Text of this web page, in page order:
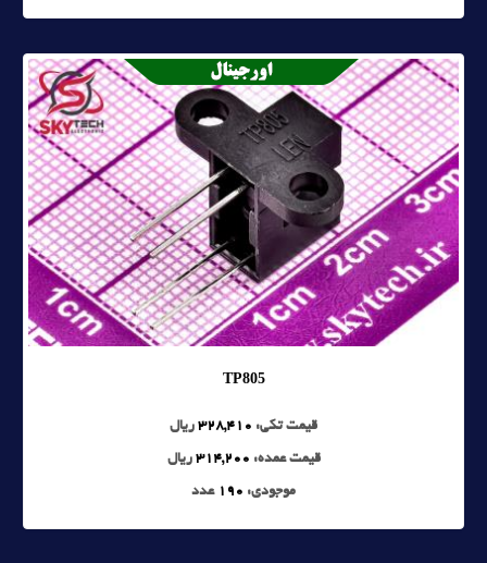
TP805
قیمت تکی: 328,410 ریال
قیمت عمده: 314,200 ریال
موجودی: 190 عدد